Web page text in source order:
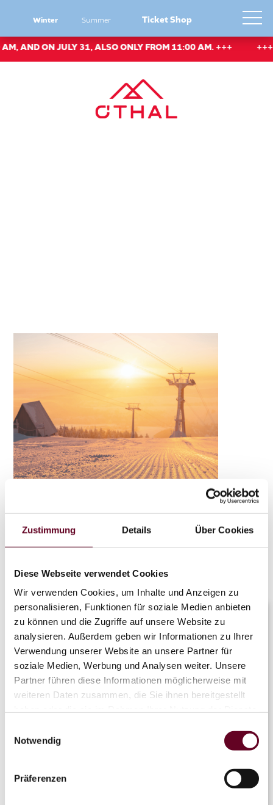
Zustimmung Details Über Cookies
Diese Webseite verwendet Cookies
Wir verwenden Cookies, um Inhalte und Anzeigen zu
personalisieren, Funktionen für soziale Medien anbieten
zu können und die Zugriffe auf unsere Website zu
analysieren. Außerdem geben wir Informationen zu Ihrer
Verwendung unserer Website an unsere Partner für
soziale Medien, Werbung und Analysen weiter. Unsere
Partner führen diese Informationen möglicherweise mit
weiteren Daten zusammen, die Sie ihnen bereitgestellt
Notwendig
Präferenzen
Winter Summer Ticket Shop
0/13
0/2
ON JULY 31, ALSO ONLY FROM 11:00 AM. +++ +++ ON
CURRENT INFORMATION ABOUT
THE SKI AREA
Spring is here – and with it, we’re closing our
ski area for this season. We thank you for the
winter season and look forward to welcoming
you back next year!
You can find all further information in our
season and open our summer facilities.
forward to your next visit!